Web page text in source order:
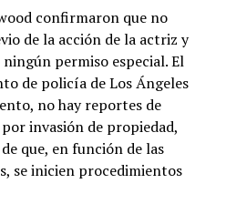
confirmaron que no
de la acción de la actriz y
permiso especial. El
de policía de Los Ángeles
no hay reportes de
invasión de propiedad,
que, en función de las
se inicien procedimientos